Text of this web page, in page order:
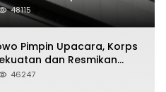
48115
Pimpin Upacara, Korps
dan Resmikan
46247